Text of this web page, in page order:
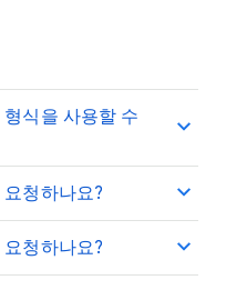
식을 사용할 수
청하나요?
청하나요?